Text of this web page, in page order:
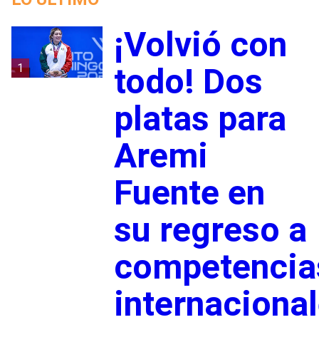
1
¡Volvió con
todo! Dos
platas para
Aremi
Fuente en
su regreso a